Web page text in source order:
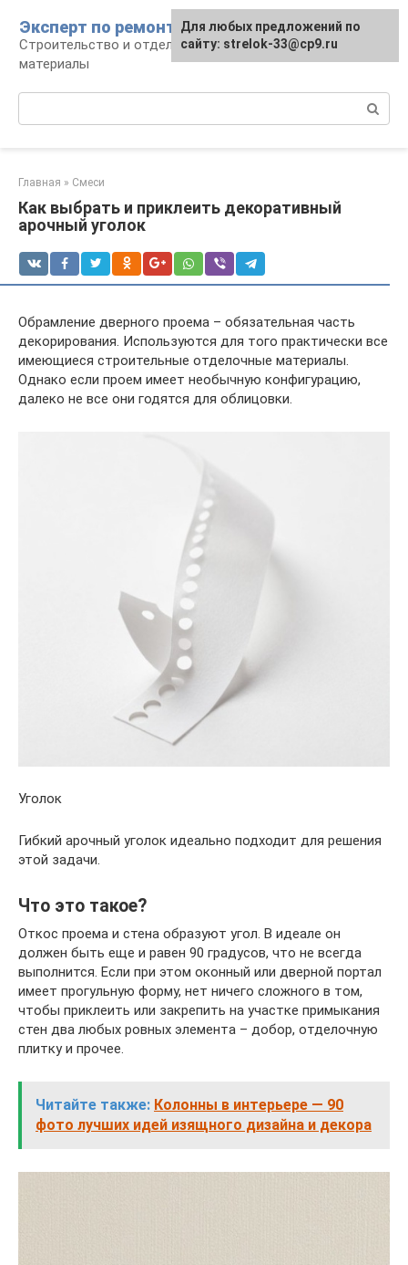
контенту
Эксперт по ремонту
Строительство и отделка: работы и
материалы
Главная » Смеси
Как выбрать и приклеить декоративный
арочный уголок
Обрамление дверного проема – обязательная часть
декорирования. Используются для того практически все
имеющиеся строительные отделочные материалы.
Однако если проем имеет необычную конфигурацию,
далеко не все они годятся для облицовки.
Уголок
Гибкий арочный уголок идеально подходит для решения
этой задачи.
Что это такое?
Откос проема и стена образуют угол. В идеале он
должен быть еще и равен 90 градусов, что не всегда
выполнится. Если при этом оконный или дверной портал
имеет прогульную форму, нет ничего сложного в том,
чтобы приклеить или закрепить на участке примыкания
стен два любых ровных элемента – добор, отделочную
плитку и прочее.
Читайте также: Колонны в интерьере — 90
фото лучших идей изящного дизайна и декора
Для любых предложений по
сайту: strelok-33@cp9.ru
Для любых предложений по
сайту: strelok-33@cp9.ru